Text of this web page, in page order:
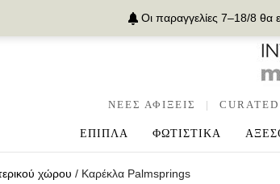
Οι παραγγελίες 7–18/8 θα
ΝΕΕΣ ΑΦΙΞΕΙΣ |
ΕΠΙΠΛΑ ΦΩΤΙΣΤΙΚΑ
χώρου / Καρέκλα Palmsprings